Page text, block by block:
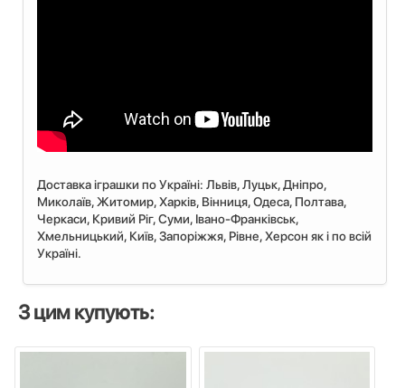
Доставка іграшки по Україні: Львiв, Луцьк, Дніпро,
Миколаїв, Житомир, Харків, Вінниця, Одеса, Полтава,
Черкаси, Кривий Ріг, Суми, Івано-Франківськ,
Хмельницький, Київ, Запоріжжя, Рівне, Херсон як і по всій
Україні.
З цим купують: